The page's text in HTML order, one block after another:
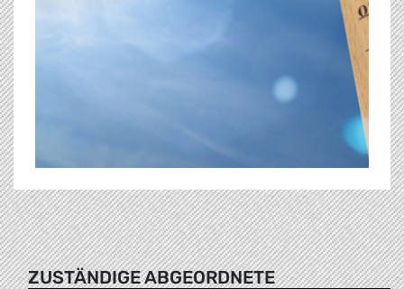
ZUSTÄNDIGE ABGEORDNETE